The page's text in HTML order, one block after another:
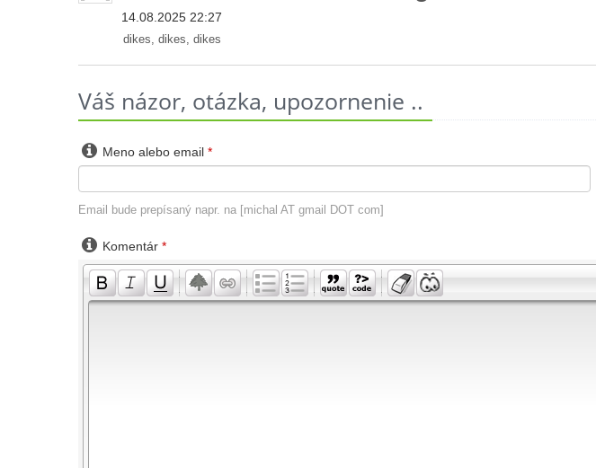
14.08.2025 22:27
dikes, dikes, dikes
Váš názor, otázka, upozornenie ..
 Meno alebo email *
Email bude prepísaný napr. na [michal AT gmail DOT com]
 Komentár *
-
-
-
-
-
-
-
-